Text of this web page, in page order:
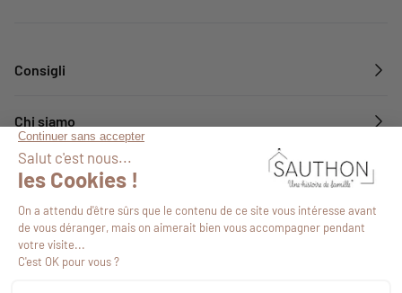
Consigli
Chi siamo
Servizi
Seguiteci